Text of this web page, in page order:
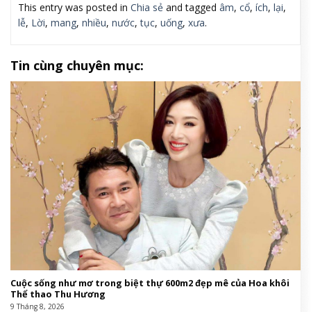
This entry was posted in Chia sẻ and tagged âm, cổ, ích, lại,
lễ, Lời, mang, nhiều, nước,tục, uống, xưa.
Tin cùng chuyên mục:
Cuộc sống như mơ trong biệt thự 600m2 đẹp mê của Hoa khôi
Thể thao Thu Hương
9 Tháng 8, 2026